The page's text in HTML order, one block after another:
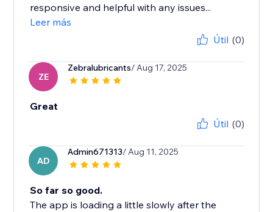
responsive and helpful with any issues...
Leer más
Útil (0)
ZE
Zebralubricants/ Aug 17, 2025
Great
Útil (0)
AD
Admin671313/ Aug 11, 2025
So far so good.
The app is loading a little slowly after the